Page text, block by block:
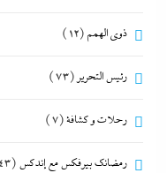
ذوى الهمم (12)
رئيس التحرير (73)
رحلات و كشافة(7)
رمضانك بيرفكس مع إندكس (43)